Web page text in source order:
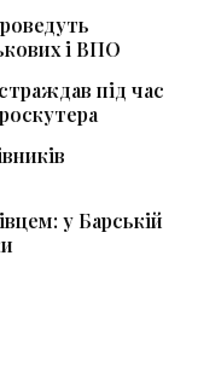
і ВПО
під час
у Барській